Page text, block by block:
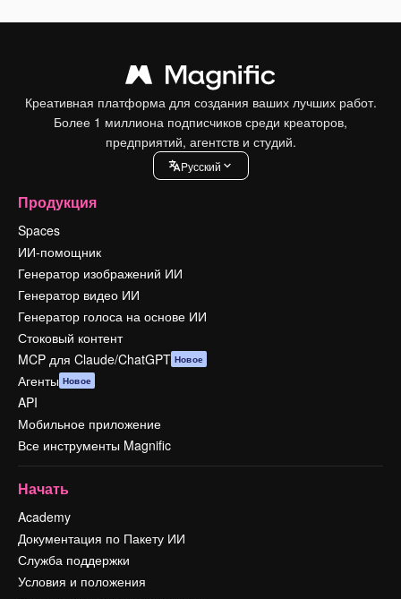
Креативная платформа для создания ваших лучших работ.
Более 1 миллиона подписчиков среди креаторов,
предприятий, агентств и студий.
Pусский
Продукция
Spaces
ИИ-помощник
Генератор изображений ИИ
Генератор видео ИИ
Генератор голоса на основе ИИ
Стоковый контент
MCP для Claude/ChatGPT Новое
Агенты Новое
API
Мобильное приложение
Все инструменты Magnific
Начать
Academy
Документация по Пакету ИИ
Служба поддержки
Условия и положения